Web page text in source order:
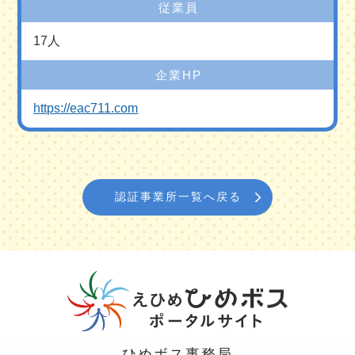
従業員
17人
企業HP
https://eac711.com
認証事業所一覧へ戻る